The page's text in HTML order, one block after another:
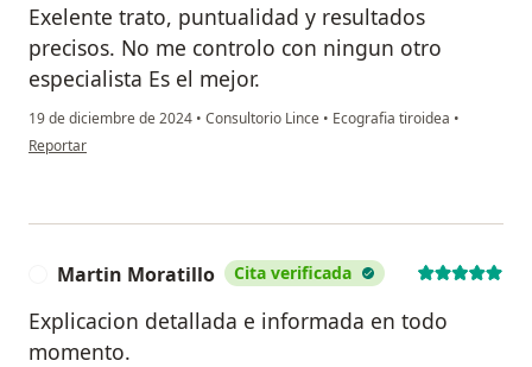
Exelente trato, puntualidad y resultados
precisos. No me controlo con ningun otro
especialista Es el mejor.
19 de diciembre de 2024 • Consultorio Lince • Ecografia tiroidea •
en opinión del usuario Karina C
Reportar
Martin Moratillo Cita verificada
Explicacion detallada e informada en todo
momento.